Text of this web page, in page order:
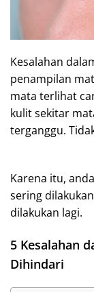
Kesalahan
penampilan
mata terlihat
kulit sekitar
terganggu.
Karena itu,
sering
dilakukan lagi.
5 Kesalahan
Dihindari